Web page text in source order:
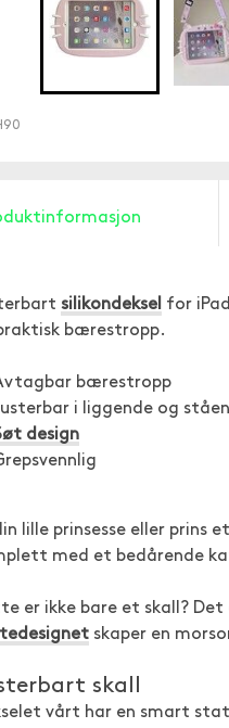
silikondeksel for
bærestropp.
bærestropp
i liggende og
design
lille prinsesse eller prins
med et bedårende
er ikke bare et skall?
skaper en
skall
vårt har en smart